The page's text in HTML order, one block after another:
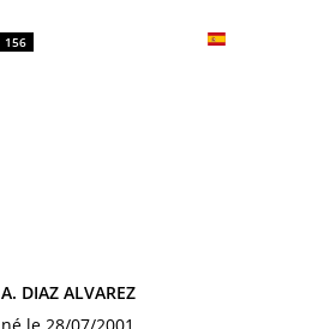
156
A. DIAZ ALVAREZ